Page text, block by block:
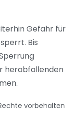
Gefahr für
Bis
herabfallenden
vorbehalten